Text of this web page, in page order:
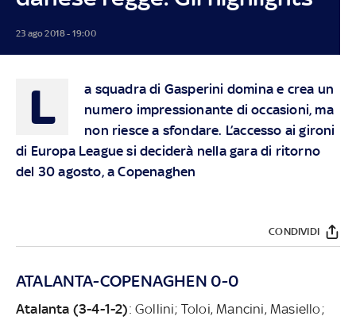
23 ago 2018 - 19:00
L
a squadra di Gasperini domina e crea un
numero impressionante di occasioni, ma
non riesce a sfondare. L’accesso ai gironi
di Europa League si deciderà nella gara di ritorno
del 30 agosto, a Copenaghen
CONDIVIDI
ATALANTA-COPENAGHEN 0-0
Atalanta (3-4-1-2): Gollini; Toloi, Mancini, Masiello;